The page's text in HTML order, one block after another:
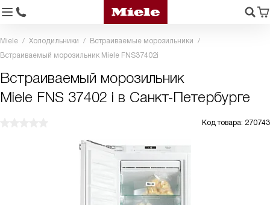
Miele Холодильники
Встраиваемые морозильники
Встраиваемый морозильник Miele FNS37402i
Встраиваемый морозильник
Miele FNS 37402 i в Санкт-Петербурге
Код товара: 270743